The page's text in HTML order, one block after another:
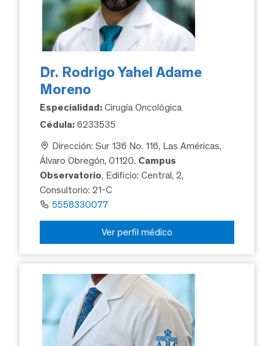
Dr. Rodrigo Yahel Adame
Moreno
Especialidad: Cirugía Oncológica
Cédula: 6233535
Dirección: Sur 136 No. 116, Las Américas,
Álvaro Obregón, 01120. Campus
Observatorio, Edificio: Central, 2,
Consultorio: 21-C
5558330077
Ver perfil médico